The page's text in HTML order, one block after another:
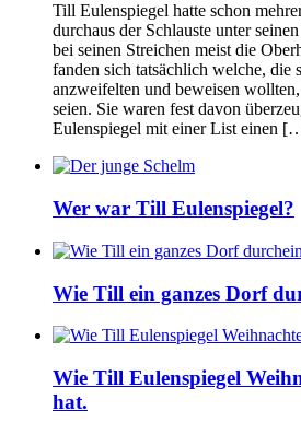
Till Eulenspiegel hatte schon
durchaus der Schlauste unter
bei seinen Streichen meist die
fanden sich tatsächlich welche, die
anzweifelten und beweisen
seien. Sie waren fest davon
Eulenspiegel mit einer List einen
Wer war Till Eulenspiegel?
Wie Till ein ganzes Dorf
Wie Till Eulenspiegel
hat.